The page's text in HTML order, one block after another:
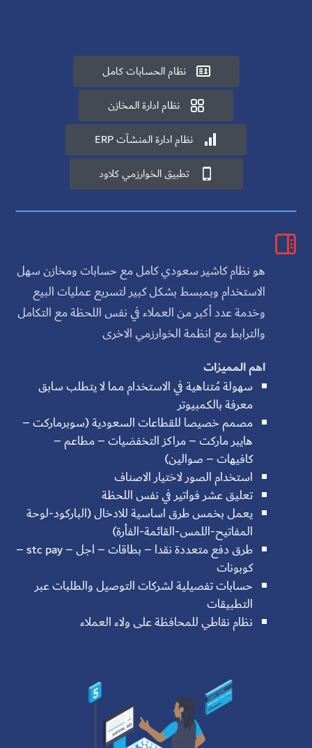
 نظام الحسابات كامل
 نظام ادارة المخازن
 نظام ادارة المنشآت ERP
تطبيق الخوارزمي كلاود

هو نظام كاشير سعودي كامل مع حسابات ومخازن سهل
الاستخدام وبمبسط بشكل كبير لتسريع عمليات البيع
وخدمة عدد أكبر من العملاء في نفس اللحظة مع التكامل
والترابط مع انظمة الخوارزمي الاخرى
اهم المميزات
سهولة مُتناهية في الاستخدام مما لا يتطلب سابق
معرفة بالكمبيوتر
مصمم خصيصا للقطاعات السعودية (سوبرماركت –
هايبر ماركت – مراكز التخفضيات – مطاعم –
كافيهات – صوالين)
استخدام الصور لاختيار الاصناف
تعليق عشر فواتير في نفس اللحظة
يعمل بخمس طرق اساسية للادخال (الباركود-لوحة
المفاتيح-اللمس-القائمة-الفأرة)
طرق دفع متعددة نقدا – بطاقات – اجل – stc pay –
كوبونات
حسابات تفصيلية لشركات التوصيل والطلبات عبر
التطبيقات
نظام نقاطي للمحافظة على ولاء العملاء